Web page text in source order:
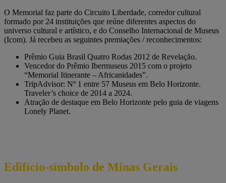
O Memorial faz parte do Circuito Liberdade, corredor cultural
formado por 24 instituições que reúne diferentes aspectos do
universo cultural e artístico, e do Conselho Internacional de Museus
(Icom). Já recebeu as seguintes premiações / reconhecimentos:
Prêmio Guia Brasil Quatro Rodas 2012 de Revelação.
Vencedor do Prêmio Ibermuseus 2015 com o projeto
“Memorial Itinerante – Africanidades”.
TripAdvisor: Nº 1 entre 57 Museus em Belo Horizonte.
Traveler’s choice de 2014 a 2024.
Atração de destaque em Belo Horizonte pelo guia de viagens
Lonely Planet.
Edifício-símbolo de Minas Gerais